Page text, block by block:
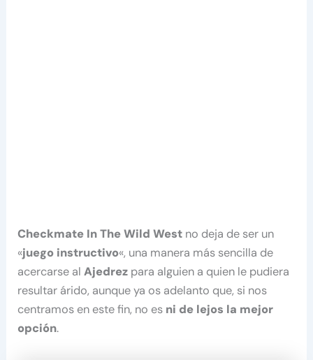
Checkmate In The Wild West no deja de ser un
«juego instructivo«, una manera más sencilla de
acercarse alAjedrez para alguien a quien le pudiera
resultar árido, aunque ya os adelanto que, si nos
centramos en este fin, no es ni de lejos la mejor
opción.